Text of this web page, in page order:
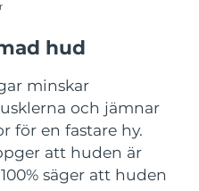
hud
minskar
och jämnar
för en fastare hy.
att huden är
säger att huden
Förväntad leverans
Förväntad leverans8/9/26
Förväntad leverans8/8/26